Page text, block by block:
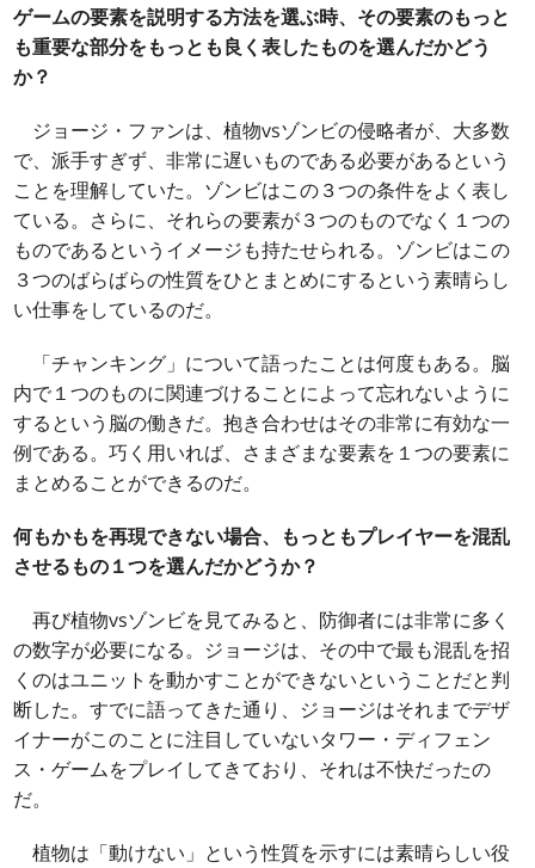
ゲームの要素を説明する方法を選ぶ時、その要素のもっと
も重要な部分をもっとも良く表したものを選んだかどう
か？
ジョージ・ファンは、植物vsゾンビの侵略者が、大多数
で、派手すぎず、非常に遅いものである必要があるという
ことを理解していた。ゾンビはこの３つの条件をよく表し
ている。さらに、それらの要素が３つのものでなく１つの
ものであるというイメージも持たせられる。ゾンビはこの
３つのばらばらの性質をひとまとめにするという素晴らし
い仕事をしているのだ。
「チャンキング」について語ったことは何度もある。脳
内で１つのものに関連づけることによって忘れないように
するという脳の働きだ。抱き合わせはその非常に有効な一
例である。巧く用いれば、さまざまな要素を１つの要素に
まとめることができるのだ。
何もかもを再現できない場合、もっともプレイヤーを混乱
させるもの１つを選んだかどうか？
再び植物vsゾンビを見てみると、防御者には非常に多く
の数字が必要になる。ジョージは、その中で最も混乱を招
くのはユニットを動かすことができないということだと判
断した。すでに語ってきた通り、ジョージはそれまでデザ
イナーがこのことに注目していないタワー・ディフェン
ス・ゲームをプレイしてきており、それは不快だったの
だ。
植物は「動けない」という性質を示すには素晴らしい役